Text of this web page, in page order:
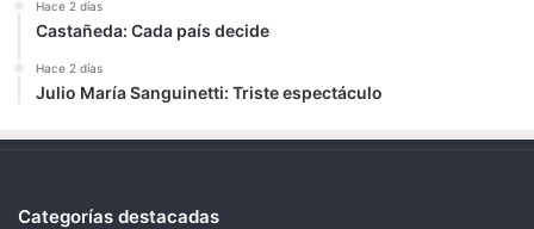
Hace 2 días
Castañeda: Cada país decide
Hace 2 días
Julio María Sanguinetti: Triste espectáculo
Categorías destacadas